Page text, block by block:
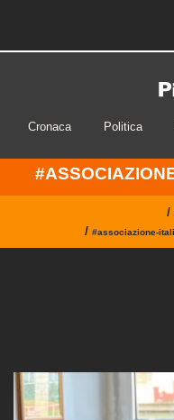
Cronaca Politica
#ASSOCIAZIONE-
/
/ #associazione-